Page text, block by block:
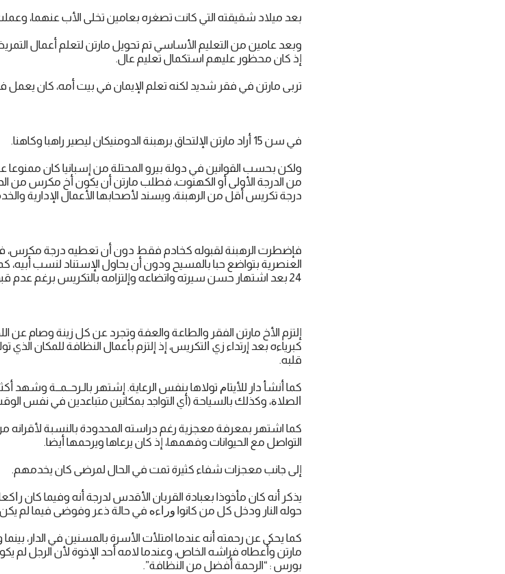
بعد ميلاد شقيقته التي كانت تصغره بعامين تخلى الأب عنهما،
وبعد عامين من التعليم الأساسي تم تحويل مارتن لتعلم أعمال
إذ كان محظور عليهم استكمال تعليم عال.
تربى مارتن في فقر شديد لكنه تعلم الإيمان في بيت أمه، كان يعمل
في سن 15 أراد مارتن الإلتحاق برهبنة الدومنيكان ليصير راهبا وكاهنا.
ولكن بحسب القوانين في دولة بيرو المحتلة من إسبانيا كان ممنوعا
من الدرجة الأولى أو الكهنوت، فطلب مارتن أن يكون أخ مكرس من
درجة تكريس أقل من الرهبنة، ويسند لأصحابها الأعمال الإدارية
فإضطرت الرهبنة لقبوله كخادم فقط دون أن تعطيه درجة مكرس،
العنصرية بتواضع حبا ﺑﺎﻟﻤﺴﻴﺢ ودون أن يحاول الإستناد لنسب أبيه،
24 بعد اشتهار حسن سيرته واتضاعه وإلتزامه بالتكريس برغم عدم قبول تكرسه رسميا!
إلتزم الأخ مارتن الفقر والطاعة والعفة وتجرد عن كل زينة وصام عن
كبرياءه بعد إرتداء زي ﺍﻟﺘﻜﺮﻳﺲ، إذ إلتزم بأعمال النظافة للمكان
قلبه.
كما أنشأ دار ﻟﻸﻳﺘﺎﻡ تولاها بنفس الرعاية. إشتهر بالـرحــمــة
ﺍﻟﺼﻼﺓ، وكذلك بالسياحة (أي التواجد بمكانين ﻣﺘﺒﺎﻋﺪﻳﻦ في نفس
كما اشتهر بمعرفة معجزية رغم دراسته المحدودة بالنسبة لأقرانه
التواصل مع الحيوانات وفهمها، إذ كان يرعاها ويرحمها أيضا.
إلى جانب معجزات شفاء كثيرة تمت في الحال لمرضى كان يخدمهم.
يذكر أنه كان مأخوذا بعبادة القربان الأقدس لدرجة أنه وفيما كان
حوله النار ودخل كل من كانوا ﻭﺭﺍءﻩ في حالة ذعر وفوضى فيما لم
كما يحكى عن رحمته أنه عندما امتلأت الأسرة بالمسنين في الدار،
مارتن وأعطاه فراشه الخاص، وعندما ﻻﻣﻪ أحد الإخوة لأن الرجل لم
بورس : “الرحمة أفضل من النظافة”.